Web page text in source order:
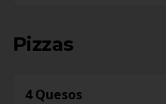
Pizzas
4 Quesos